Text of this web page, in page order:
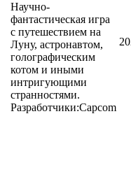
Научно-
фантастическая игра
с путешествием на
Луну, астронавтом,
голографическим
котом и иными
интригующими
странностями.
Разработчики:Capcom